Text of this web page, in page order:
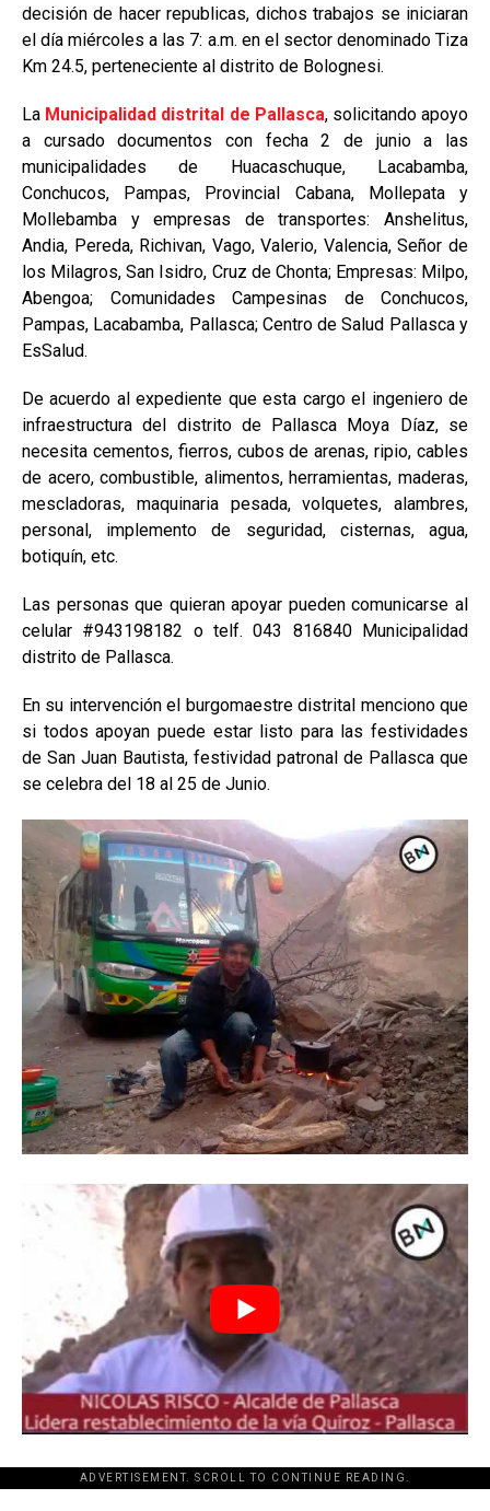
decisión de hacer republicas, dichos trabajos se iniciaran
el día miércoles a las 7: a.m. en el sector denominado Tiza
Km 24.5, perteneciente al distrito de Bolognesi.
La Municipalidad distrital de Pallasca, solicitando apoyo
a cursado documentos con fecha 2 de junio a las
municipalidades de Huacaschuque, Lacabamba,
Conchucos, Pampas, Provincial Cabana, Mollepata y
Mollebamba y empresas de transportes: Anshelitus,
Andia, Pereda, Richivan, Vago, Valerio, Valencia, Señor de
los Milagros, San Isidro, Cruz de Chonta; Empresas: Milpo,
Abengoa; Comunidades Campesinas de Conchucos,
Pampas, Lacabamba, Pallasca; Centro de Salud Pallasca y
EsSalud.
De acuerdo al expediente que esta cargo el ingeniero de
infraestructura del distrito de Pallasca Moya Díaz, se
necesita cementos, fierros, cubos de arenas, ripio, cables
de acero, combustible, alimentos, herramientas, maderas,
mescladoras, maquinaria pesada, volquetes, alambres,
personal, implemento de seguridad, cisternas, agua,
botiquín, etc.
Las personas que quieran apoyar pueden comunicarse al
celular #943198182 o telf. 043 816840 Municipalidad
distrito de Pallasca.
En su intervención el burgomaestre distrital menciono que
si todos apoyan puede estar listo para las festividades
de San Juan Bautista, festividad patronal de Pallasca que
se celebra del 18 al 25 de Junio.
ADVERTISEMENT. SCROLL TO CONTINUE READING.